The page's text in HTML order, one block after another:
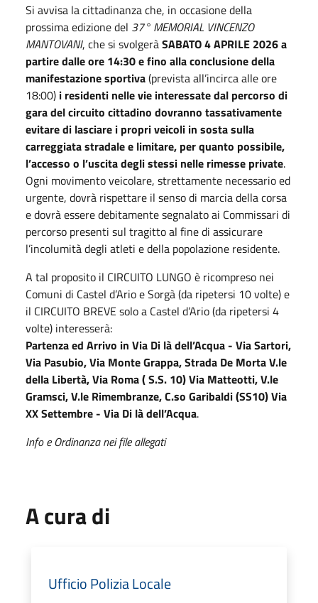
Si avvisa la cittadinanza che, in occasione della
prossima edizione del 37° MEMORIAL VINCENZO
MANTOVANI, che si svolgeràSABATO 4 APRILE 2026 a
partire dalle ore 14:30 e fino allaconclusione della
manifestazione sportiva(prevista all’incirca alle ore
18:00) i residenti nelle vie interessate dal percorso di
gara del circuito cittadino dovranno tassativamente
evitare di lasciare i propri veicoli in sosta sulla
carreggiata stradale e limitare, per quanto possibile,
l’accesso o l’uscita degli stessi nelle rimesse private.
Ogni movimento veicolare, strettamente necessario ed
urgente, dovrà rispettare il senso di marcia della corsa
e dovrà essere debitamente segnalato ai Commissari di
percorso presenti sul tragitto al fine di assicurare
l’incolumità degli atleti e della popolazione residente.
A tal proposito il CIRCUITO LUNGO è ricompreso nei
Comuni di Castel d’Ario e Sorgà (da ripetersi 10 volte) e
il CIRCUITO BREVE solo a Castel d’Ario (da ripetersi 4
volte) interesserà:
Partenza ed Arrivo in Via Di là dell’Acqua - Via Sartori,
Via Pasubio, Via Monte Grappa, Strada De Morta V.le
della Libertà, Via Roma ( S.S. 10) Via Matteotti, V.le
Gramsci, V.le Rimembranze, C.so Garibaldi (SS10) Via
XX Settembre - Via Di là dell’Acqua.
Info e Ordinanza nei file allegati
A cura di
Ufficio Polizia Locale